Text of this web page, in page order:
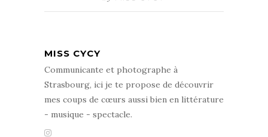
MISS CYCY
Communicante et photographe à
Strasbourg, ici je te propose de découvrir
mes coups de cœurs aussi bien en littérature
- musique - spectacle.